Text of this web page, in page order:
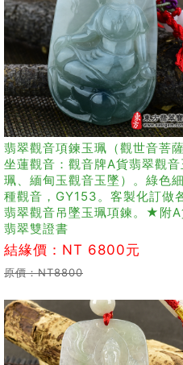
翡翠觀音項鍊玉珮（觀世音菩薩
坐蓮觀音：觀音牌A貨翡翠觀音
珮、緬甸玉觀音玉墜）。綠色
種觀音，GY153。客製化訂做
翡翠觀音吊墜玉珮項鍊。★附A
翡翠雙證書
結緣價：NT 6800元
原價：NT8800